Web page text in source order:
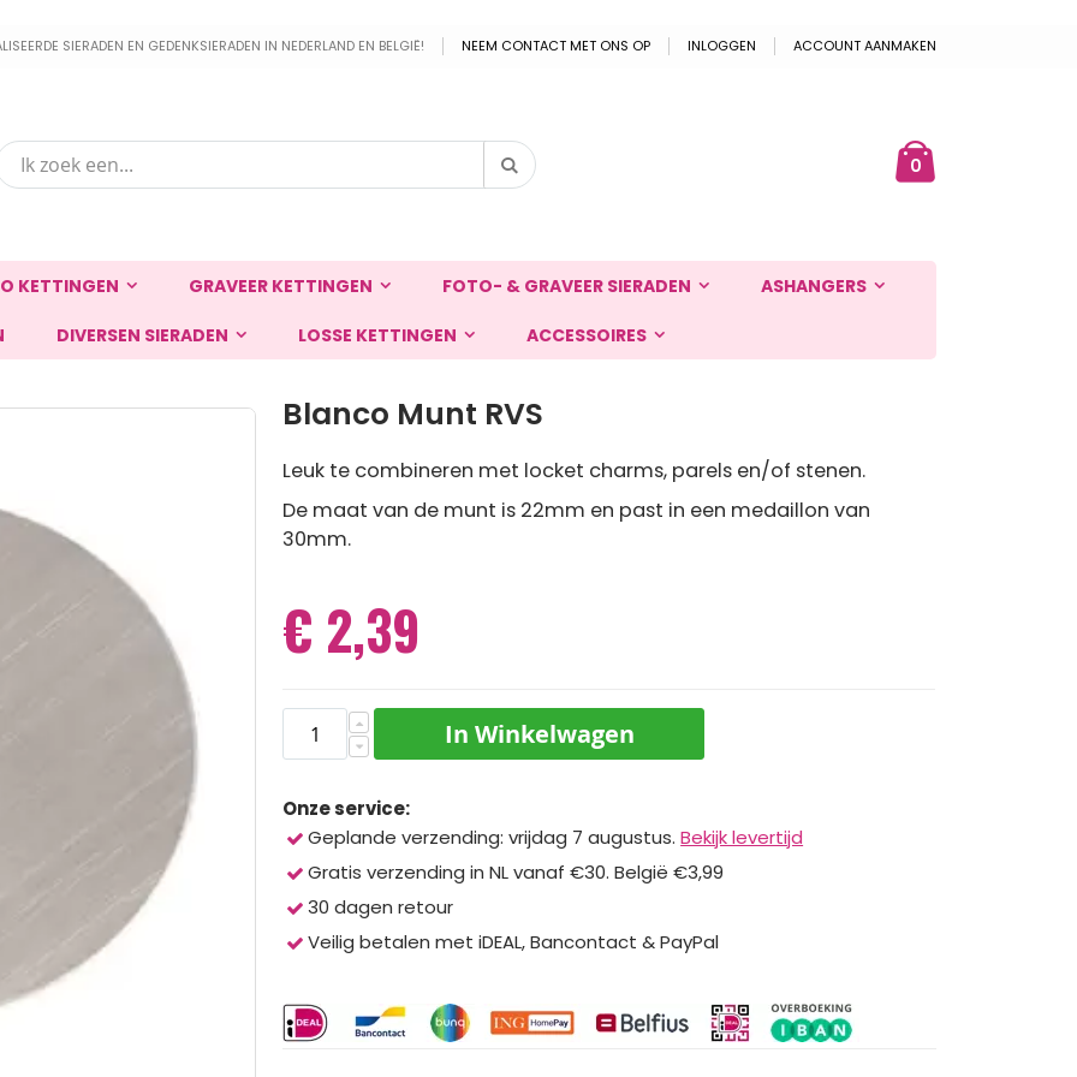
SIERADEN EN GEDENKSIERADEN IN NEDERLAND EN BELGIË! NEEM CONTACT MET ONS OP INLOGGEN ACCOUNT AANMAKEN
0producten
Zoek
KETTINGEN GRAVEER KETTINGEN FOTO- & GRAVEER SIERADEN ASHANGERS
DIVERSEN SIERADEN LOSSE KETTINGEN ACCESSOIRES
Blanco Munt RVS
Leuk te combineren met locket charms, parels en/of stenen.
De maat van de munt is 22mm en past in een medaillon van
30mm.
€ 2,39
In Winkelwagen
Onze service:
Geplande verzending: vrijdag 7 augustus. Bekijk levertijd
Gratis verzending in NL vanaf €30. België €3,99
30 dagen retour
Veilig betalen met iDEAL, Bancontact & PayPal